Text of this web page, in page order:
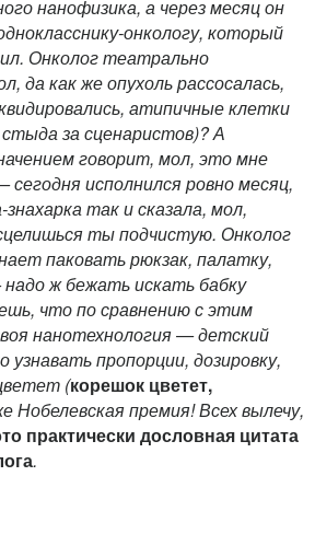
нанофизика, а через месяц он
онкологу, который
Онколог театрально
да как же опухоль рассосалась,
атипичные клетки
за сценаристов)? А
говорит, мол, это мне
сегодня исполнился ровно месяц,
так и сказала, мол,
ты подчистую. Онколог
паковать рюкзак, палатку,
ж бежать искать бабку
что по сравнению с этим
нанотехнология — детский
узнавать пропорции, дозировку,
(корешок цветет,
Нобелевская премия! Всех вылечу,
практически дословная цитата
.